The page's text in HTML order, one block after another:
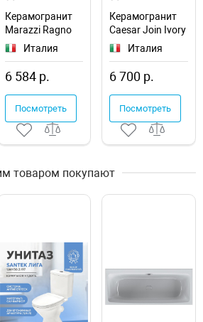
Керамогранит
Marazzi Ragno
Decora Beige Rett
Италия
6 584 р.
Посмотреть
Керамогранит
Caesar Join Ivory
AHD0Италия
6 700 р.
Посмотреть
товаром покупают